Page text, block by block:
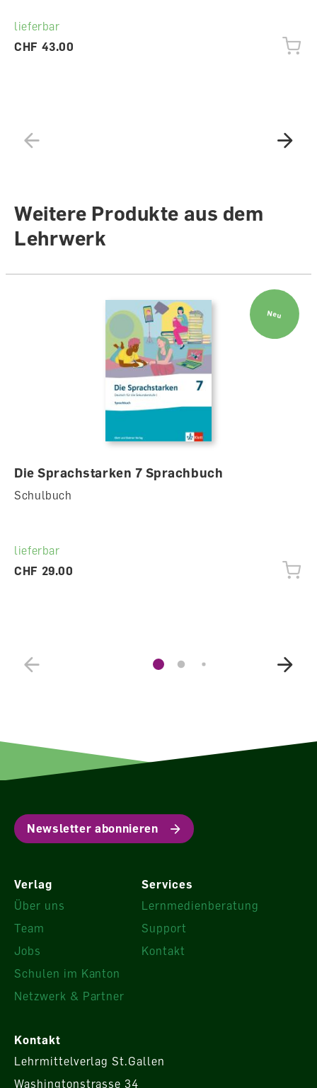
lieferbar
CHF 43.00
Weitere Produkte aus dem
Lehrwerk
Neu
Die Sprachstarken 7 Sprachbuch
Schulbuch
lieferbar
CHF 29.00
Newsletter abonnieren
Verlag
Über uns
Team
Jobs
Schulen im Kanton
Netzwerk & Partner
Services
Lernmedienberatung
Support
Kontakt
Kontakt
Lehrmittelverlag St.Gallen
Washingtonstrasse 34